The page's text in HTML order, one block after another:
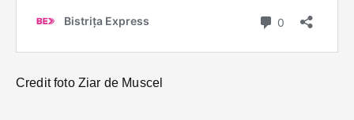
Credit foto Ziar de Muscel